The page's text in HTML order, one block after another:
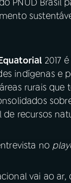
DE MÚSICA
NACIONAL
PNUD Brasil
2017
indígenas e
rurais que
de recursos
no
vai ao ar,